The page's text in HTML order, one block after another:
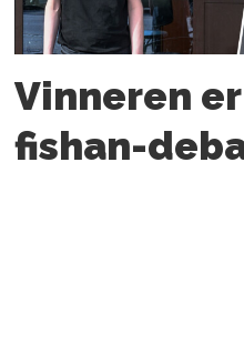
Vinneren
fishan-